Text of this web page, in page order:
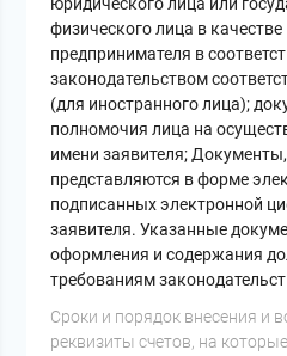
юридического лица или
физического лица в
предпринимателя в
законодательством
(для иностранного лица);
полномочия лица на
имени заявителя;
представляются в форме
подписанных электронной
заявителя. Указанные
оформления и содержания
требованиям
Cроки и порядок внесения и
реквизиты счетов, на